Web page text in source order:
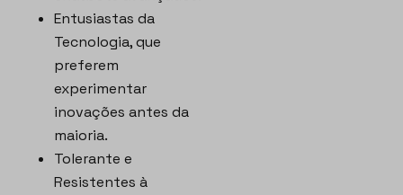
Entusiastas da
Tecnologia, que
preferem
experimentar
inovações antes da
maioria.
Tolerante e
Resistentes à